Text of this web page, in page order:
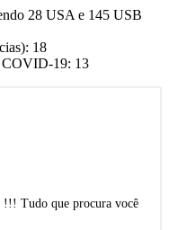
28 USA e 145 USB
18
COVID-19: 13
Tudo que procura você